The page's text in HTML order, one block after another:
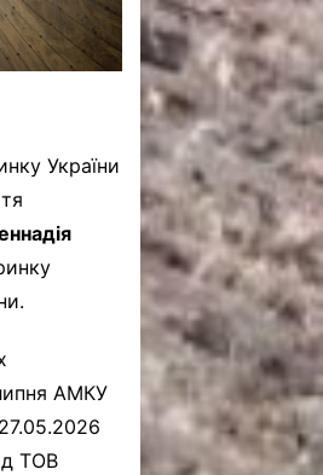
України
АМКУ
ТОВ